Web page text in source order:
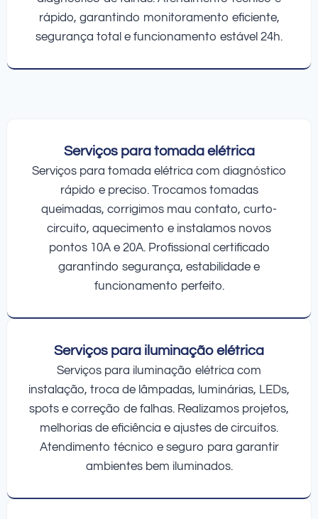
rápido, garantindo monitoramento eficiente,
segurança total e funcionamento estável 24h.
Serviços para tomada elétrica
Serviços para tomada elétrica com diagnóstico
rápido e preciso. Trocamos tomadas
queimadas, corrigimos mau contato, curto-
circuito, aquecimento e instalamos novos
pontos 10A e 20A. Profissional certificado
garantindo segurança, estabilidade e
funcionamento perfeito.
Serviços para iluminação elétrica
Serviços para iluminação elétrica com
instalação, troca de lâmpadas, luminárias, LEDs,
spots e correção de falhas. Realizamos projetos,
melhorias de eficiência e ajustes de circuitos.
Atendimento técnico e seguro para garantir
ambientes bem iluminados.